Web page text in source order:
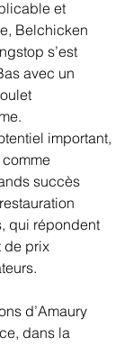
et
Belchicken
s’est
avec un
important,
succès
qui répondent
de prix
d’Amaury
dans la